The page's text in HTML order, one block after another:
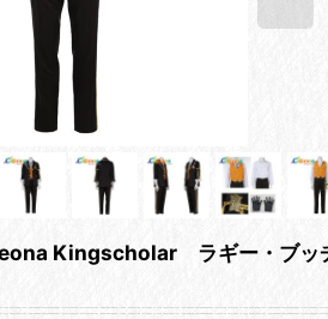
Kingscholar ラギー・ブ